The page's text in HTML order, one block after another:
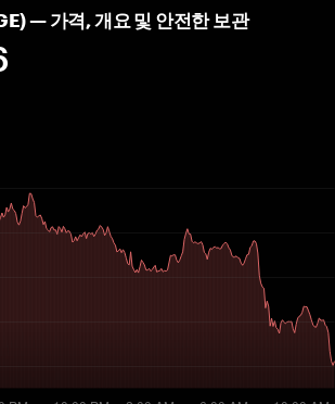
— 가격, 개요 및 안전한 보관